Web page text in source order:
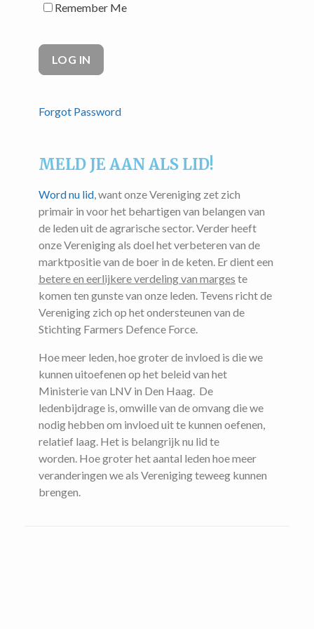
Remember Me
Forgot Password
MELD JE AAN ALS LID!
Word nu lid, want onze Vereniging zet zich
primair in voor het behartigen van belangen van
de leden uit de agrarische sector. Verder heeft
onze Vereniging als doel het verbeteren van de
marktpositie van de boer in de keten. Er dient een
betere en eerlijkere verdeling van marges te
komen ten gunste van onze leden. Tevens richt de
Vereniging zich op het ondersteunen van de
Stichting Farmers Defence Force.
Hoe meer leden, hoe groter de invloed is die we
kunnen uitoefenen op het beleid van het
Ministerie van LNV in Den Haag. De
ledenbijdrage is, omwille van de omvang die we
nodig hebben om invloed uit te kunnen oefenen,
relatief laag. Het is belangrijk nu lid te
worden. Hoe groter het aantal leden hoe meer
veranderingen we als Vereniging teweeg kunnen
brengen.